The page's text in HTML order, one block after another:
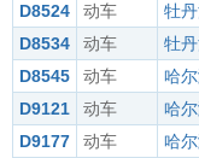
D8524
动车 牡
D8534
动车 牡
D8545
动车 哈
D9121
动车 哈
D9177
动车 哈